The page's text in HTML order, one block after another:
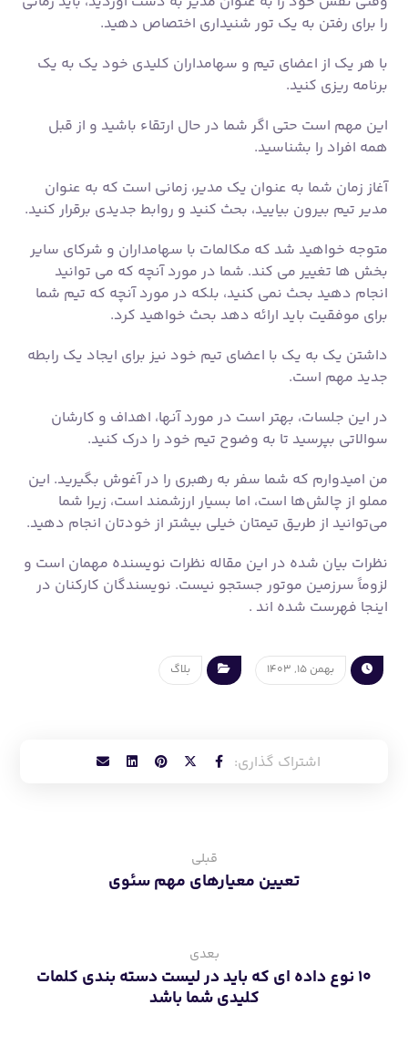
آغاز زمان شما به عنوان یک مدیر، زمانی است که به عنوان
متوجه خواهید شد که مکالمات با سهامداران و شرکای سایر
انجام دهید بحث نمی کنید، بلکه در مورد آنچه که تیم شما
برای موفقیت باید ارائه دهد بحث خواهید کرد.
داشتن یک به یک با اعضای تیم خود نیز برای ایجاد یک رابطه
جدید مهم است.
در این جلسات، بهتر است در مورد آنها، اهداف و کارشان
سوالاتی بپرسید تا به وضوح تیم خود را درک کنید.
من امیدوارم که شما سفر به رهبری را در آغوش بگیرید. این
می‌توانید از طریق تیمتان خیلی بیشتر از خودتان انجام دهید.
لزوماً سرزمین موتور جستجو نیست. نویسندگان کارکنان در
اینجا فهرست شده اند .
بهمن ۱۵, ۱۴۰۳ بلاگ